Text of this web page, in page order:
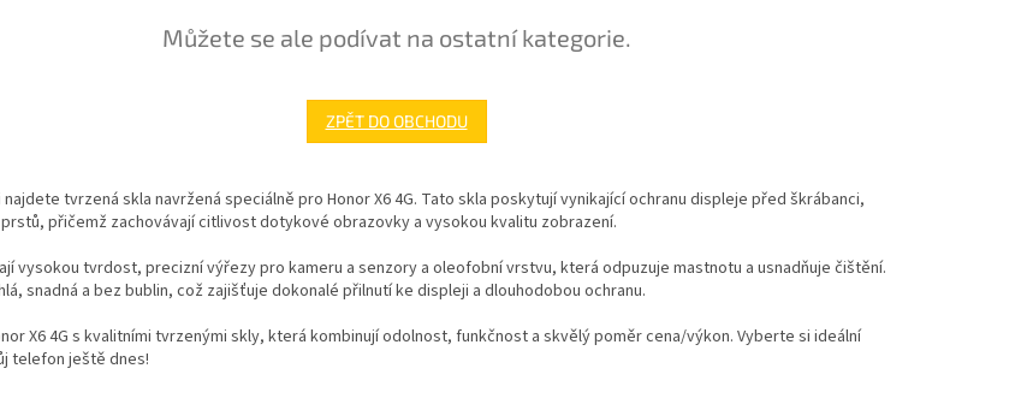
Můžete se ale podívat na ostatní kategorie.
ZPĚT DO OBCHODU
tvrzená skla navržená speciálně pro Honor X6 4G. Tato skla poskytují vynikající ochranu displeje před škrábanci,
přičemž zachovávají citlivost dotykové obrazovky a vysokou kvalitu zobrazení.
vysokou tvrdost, precizní výřezy pro kameru a senzory a oleofobní vrstvu, která odpuzuje mastnotu a usnadňuje čištění.
snadná a bez bublin, což zajišťuje dokonalé přilnutí ke displeji a dlouhodobou ochranu.
X6 4G s kvalitními tvrzenými skly, která kombinují odolnost, funkčnost a skvělý poměr cena/výkon. Vyberte si ideální
telefon ještě dnes!